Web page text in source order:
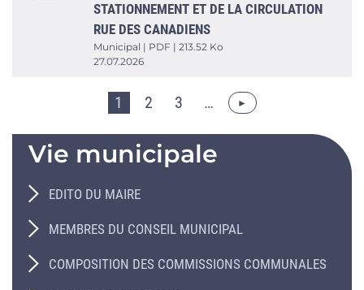
STATIONNEMENT ET DE LA CIRCULATION
RUE DES CANADIENS
Municipal | PDF | 213.52 Ko
27.07.2026
1 2 3 …
Vie municipale
EDITO DU MAIRE
MEMBRES DU CONSEIL MUNICIPAL
COMPOSITION DES COMMISSIONS COMMUNALES